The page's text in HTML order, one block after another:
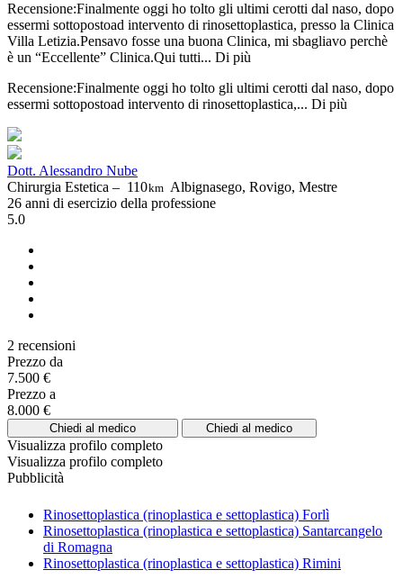
Recensione:Finalmente oggi ho tolto gli ultimi cerotti dal naso, dopo
essermi sottopostoad intervento di rinosettoplastica, presso la Clinica
Villa Letizia.Pensavo fosse una buona Clinica, mi sbagliavo perchè
è un “Eccellente” Clinica.Qui tutti... Di più
Recensione:Finalmente oggi ho tolto gli ultimi cerotti dal naso, dopo
essermi sottopostoad intervento di rinosettoplastica,... Di più
Dott. Alessandro Nube
Chirurgia Estetica – 110km Albignasego, Rovigo, Mestre
26 anni di esercizio della professione
5.0
2 recensioni
Prezzo da
7.500 €
Prezzo a
8.000 €
Chiedi al medico Chiedi al medico
Visualizza profilo completo
Visualizza profilo completo
Pubblicità
Rinosettoplastica (rinoplastica e settoplastica) Forlì
Rinosettoplastica (rinoplastica e settoplastica) Santarcangelo
di Romagna
Rinosettoplastica (rinoplastica e settoplastica) Rimini